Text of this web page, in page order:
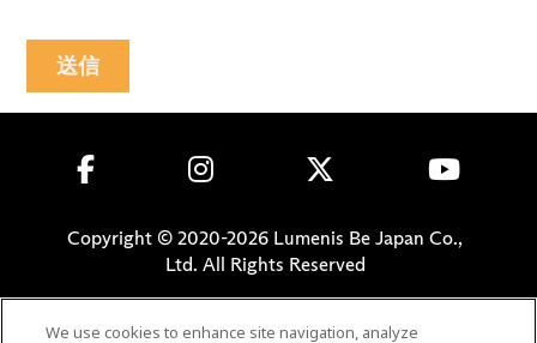
Copyright © 2020-2026 Lumenis Be Japan Co.,
Ltd. All Rights Reserved
We use cookies to enhance site navigation, analyze